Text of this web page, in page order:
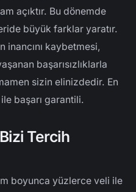
açıktır. Bu dönemde
büyük farklar yaratır.
inancını kaybetmesi,
başarısızlıklarla
sizin elinizdedir. En
başarı garantili.
Tercih
boyunca yüzlerce veli ile